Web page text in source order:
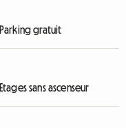
Parking gratuit
Etages sans ascenseur